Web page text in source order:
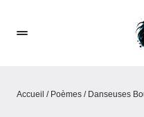
Accueil / Poèmes / Danseuses